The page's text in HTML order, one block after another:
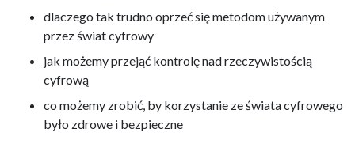
dlaczego tak trudno oprzeć się metodom używanym
przez świat cyfrowy
jak możemy przejąć kontrolę nad rzeczywistością
cyfrową
co możemy zrobić, by korzystanie ze świata cyfrowego
było zdrowe i bezpieczne